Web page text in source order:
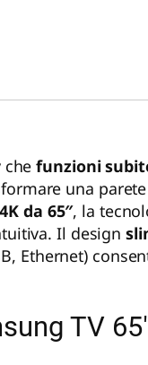
chefunzioni
una
da 65″, la
Il design
Ethernet)
TV